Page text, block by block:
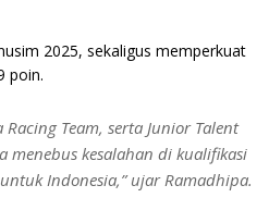
2025, sekaligus memperkuat
poin.
Team, serta Junior Talent
menebus kesalahan di kualifikasi
Indonesia,” ujar Ramadhipa.